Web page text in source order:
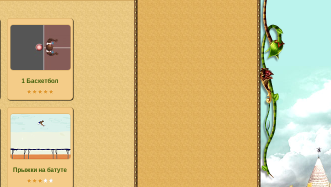
1 Баскетбол
Прыжки на батуте